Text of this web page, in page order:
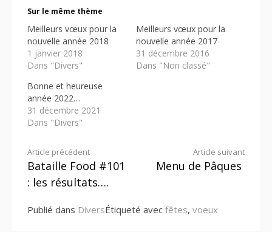
Sur le même thème
Meilleurs vœux pour la
nouvelle année 2018
1 janvier 2018
Dans "Divers"
Meilleurs vœux pour la
nouvelle année 2017
31 décembre 2016
Dans "Non classé"
Bonne et heureuse
année 2022…
31 décembre 2021
Dans "Divers"
Lire
la
Article précédent
Bataille Food #101
: les résultats….
Article suivant
Menu de Pâques
Publié dans DiversÉtiqueté avec fêtes, voeux